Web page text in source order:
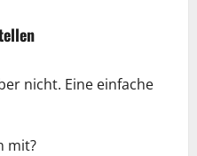
nicht. Eine einfache
mit?